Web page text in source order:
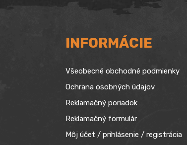
INFORMÁCIE
Všeobecné obchodné podmienky
Ochrana osobných údajov
Reklamačný poriadok
Reklamačný formulár
Môj účet / prihlásenie / registrácia